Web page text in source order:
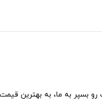
بسپر به ما، به بهترین